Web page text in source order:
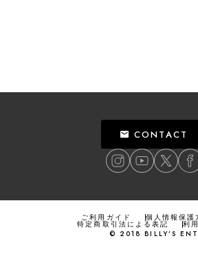
CONTACT
ご利用ガイド 個人情報保護
特定商取引法による表記
利
© 2018 BILLY’S ENT